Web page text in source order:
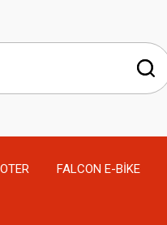
FALCON E-BİKE